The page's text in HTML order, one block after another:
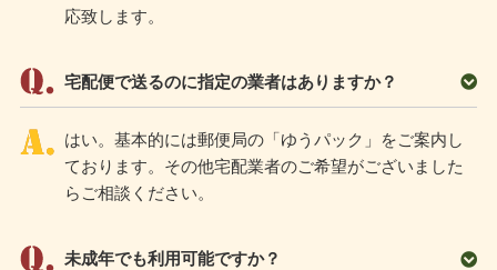
応致します。
宅配便で送るのに指定の業者はありますか？
はい。基本的には郵便局の「ゆうパック」をご案内し
ております。その他宅配業者のご希望がございました
らご相談ください。
未成年でも利用可能ですか？